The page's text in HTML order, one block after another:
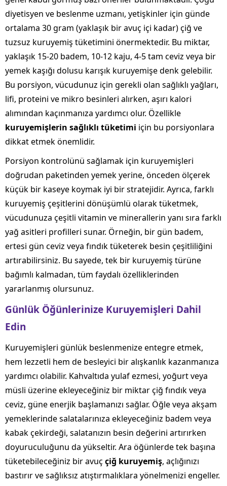
diyetisyen ve beslenme uzmanı, yetişkinler için günde
ortalama 30 gram (yaklaşık bir avuç içi kadar) çiğ ve
tuzsuz kuruyemiş tüketimini önermektedir. Bu miktar,
yaklaşık 15-20 badem, 10-12 kaju, 4-5 tam ceviz veya bir
yemek kaşığı dolusu karışık kuruyemişe denk gelebilir.
Bu porsiyon, vücudunuz için gerekli olan sağlıklı yağları,
lifi, proteini ve mikro besinleri alırken, aşırı kalori
alımından kaçınmanıza yardımcı olur. Özellikle
kuruyemişlerin sağlıklı tüketimi için bu porsiyonlara
dikkat etmek önemlidir.
Porsiyon kontrolünü sağlamak için kuruyemişleri
doğrudan paketinden yemek yerine, önceden ölçerek
küçük bir kaseye koymak iyi bir stratejidir. Ayrıca, farklı
kuruyemiş çeşitlerini dönüşümlü olarak tüketmek,
vücudunuza çeşitli vitamin ve minerallerin yanı sıra farklı
yağ asitleri profilleri sunar. Örneğin, bir gün badem,
ertesi gün ceviz veya fındık tüketerek besin çeşitliliğini
artırabilirsiniz. Bu sayede, tek bir kuruyemiş türüne
bağımlı kalmadan, tüm faydalı özelliklerinden
yararlanmış olursunuz.
Günlük Öğünlerinize Kuruyemişleri Dahil
Edin
Kuruyemişleri günlük beslenmenize entegre etmek,
hem lezzetli hem de besleyici bir alışkanlık kazanmanıza
yardımcı olabilir. Kahvaltıda yulaf ezmesi, yoğurt veya
müsli üzerine ekleyeceğiniz bir miktar çiğ fındık veya
ceviz, güne enerjik başlamanızı sağlar. Öğle veya akşam
yemeklerinde salatalarınıza ekleyeceğiniz badem veya
kabak çekirdeği, salatanızın besin değerini artırırken
doyuruculuğunu da yükseltir. Ara öğünlerde tek başına
tüketebileceğiniz bir avuç çiğ kuruyemiş, açlığınızı
bastırır ve sağlıksız atıştırmalıklara yönelmenizi engeller.